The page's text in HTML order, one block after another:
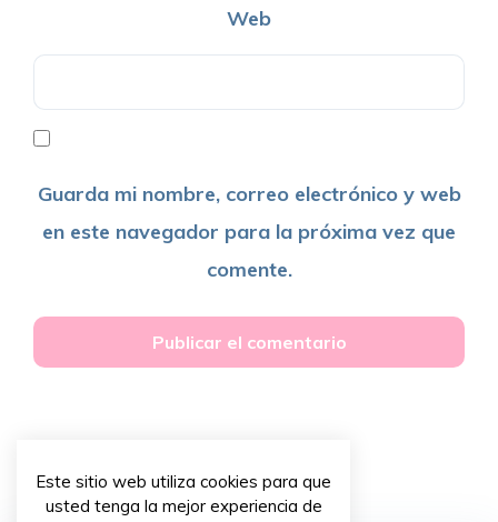
Web
Guarda mi nombre, correo electrónico y web
en este navegador para la próxima vez que
comente.
Este sitio web utiliza cookies para que
usted tenga la mejor experiencia de